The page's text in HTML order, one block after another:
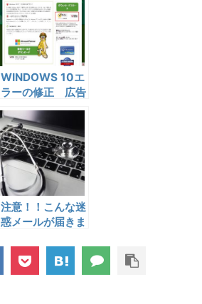
WINDOWS 10エ
ラーの修正 広告
記事にご注意を！
注意！！こんな迷
惑メールが届きま